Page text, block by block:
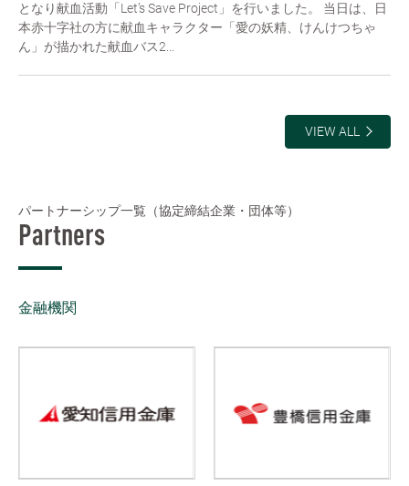
となり献血活動「Let’s Save Project」を行いました。 当日は、日
本赤十字社の方に献血キャラクター「愛の妖精、けんけつちゃ
ん」が描かれた献血バス2...
VIEW ALL
パートナーシップ一覧（協定締結企業・団体等）
Partners
金融機関